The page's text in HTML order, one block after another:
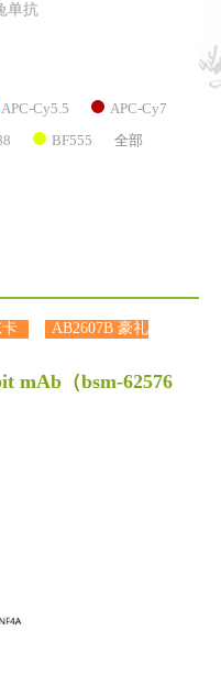
单抗
APC-Cy5.5 APC-Cy7
BF555 全部
卡
AB2607B 豪礼
mAb （bsm-62576